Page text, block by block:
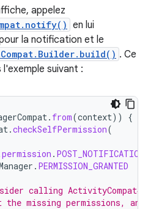
appelez
en lui
la notification et le
. Ce
suivant :
. from(context))
{
.checkSelfPermission(
permission .
. PERMISSION_GRANTED
calling
missing permissions,